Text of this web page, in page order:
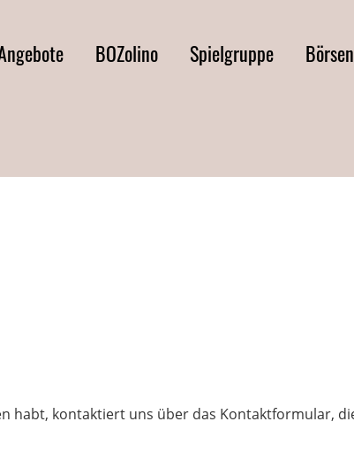
BOZolino Spielgruppe
habt, kontaktiert uns über das Kontaktformular,